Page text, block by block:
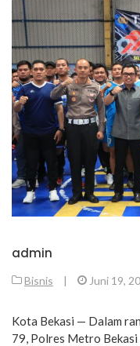
admin
Bisnis | Juni 19,
Kota Bekasi — Dalam
79, Polres Metro